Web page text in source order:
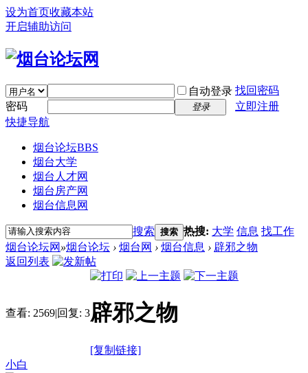
设为首页收藏本站
开启辅助访问
自动登录 找回密码
密码
登录
立即注册
快捷导航
烟台论坛BBS
烟台大学
烟台人才网
烟台房产网
烟台信息网
搜索 搜索 热搜: 大学 信息 找工作
烟台论坛网 »烟台论坛 › 烟台网 › 烟台信息 › 辟邪之物
返回列表
查看: 2569|回复: 3辟邪之物
[复制链接]
小白